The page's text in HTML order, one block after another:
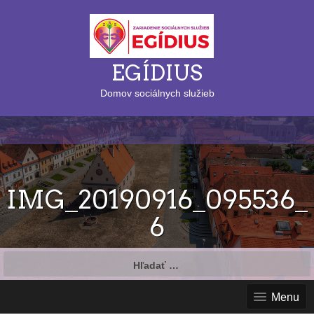
EGÍDIUS
Domov sociálnych služieb
IMG_20190916_095536_
6
Menu